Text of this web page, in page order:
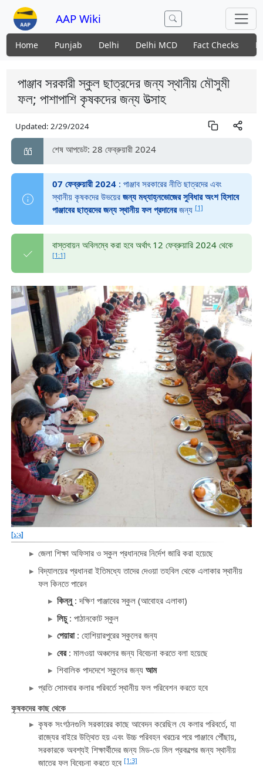
AAP Wiki
Home Punjab Delhi Delhi MCD Fact Checks
পাঞ্জাব সরকারী স্কুল ছাত্রদের জন্য স্থানীয় মৌসুমী
ফল; পাশাপাশি কৃষকদের জন্য উত্সাহ
Updated:2/29/2024
শেষ আপডেট: 28 ফেব্রুয়ারী 2024
07 ফেব্রুয়ারী 2024: পাঞ্জাব সরকারের নীতি ছাত্রদের এবং
স্থানীয় কৃষকদের উভয়ের জন্য মধ্যাহ্নভোজের সুবিধার অংশ হিসাবে
পাঞ্জাবের ছাত্রদের জন্য স্থানীয় ফল প্রদানেরজন্য[1]
বাস্তবায়ন অবিলম্বে করা হবে অর্থাৎ 12 ফেব্রুয়ারি 2024 থেকে
[1:1]
[১:২]
জেলা শিক্ষা অফিসার ও স্কুল প্রধানদের নির্দেশ জারি করা হয়েছে
বিদ্যালয়ের প্রধানরা ইতিমধ্যে তাদের দেওয়া তহবিল থেকে এলাকার স্থানীয়
ফল কিনতে পারেন
কিন্নু: দক্ষিণ পাঞ্জাবের স্কুল (আবোহর এলাকা)
লিচু: পাঠানকোট স্কুল
পেয়ারা: হোশিয়ারপুরের স্কুলের জন্য
বের: মালওয়া অঞ্চলের জন্য বিবেচনা করতে বলা হয়েছে
শিবালিক পাদদেশে স্কুলের জন্য আম
প্রতি সোমবার কলার পরিবর্তে স্থানীয় ফল পরিবেশন করতে হবে
কৃষকদের কাছ থেকে
কৃষক সংগঠনগুলি সরকারের কাছে আবেদন করেছিল যে কলার পরিবর্তে, যা
রাজ্যের বাইরে উত্থিত হয় এবং উচ্চ পরিবহন খরচের পরে পাঞ্জাবে পৌঁছায়,
সরকারকে অবশ্যই শিক্ষার্থীদের জন্য মিড-ডে মিল প্রকল্পের জন্য স্থানীয়
জাতের ফল বিবেচনা করতে হবে [1:3]